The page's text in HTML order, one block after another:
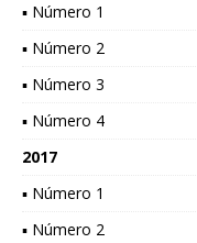
▪ Número 1
▪ Número 2
▪ Número 3
▪ Número 4
2017
▪ Número 1
▪ Número 2